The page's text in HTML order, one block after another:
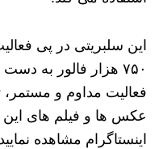
این سلبریتی در پی
فعالیت مداوم و
عکس ها و فیلم های این
اینستاگرام مشاهده